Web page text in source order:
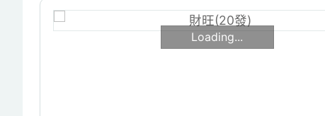
Loading...